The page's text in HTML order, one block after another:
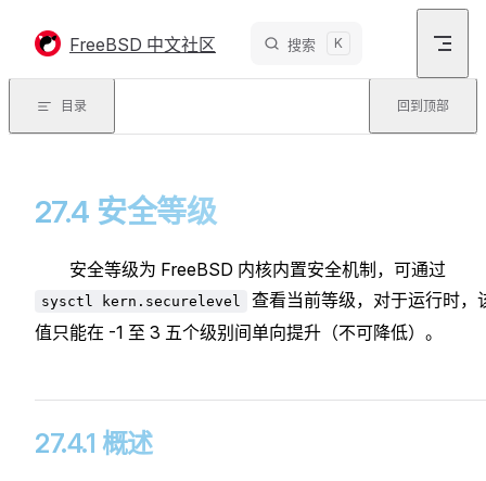
FreeBSD 中文社区 搜索 K
目录 回到顶部
27.4 安全等级
安全等级为 FreeBSD 内核内置安全机制，可通过
sysctl kern.securelevel
查看当前等级，对于运行时，
值只能在 -1 至 3 五个级别间单向提升（不可降低）。
27.4.1 概述